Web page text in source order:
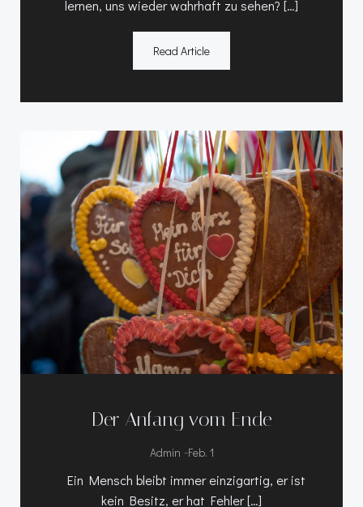
lernen, uns wieder wahrhaft zu sehen? […]
Read Article
Der Anfang vom Ende
Admin -Feb. 1
Ein Mensch bleibt immer einzigartig, er ist
kein Besitz, er hat Fehler […]